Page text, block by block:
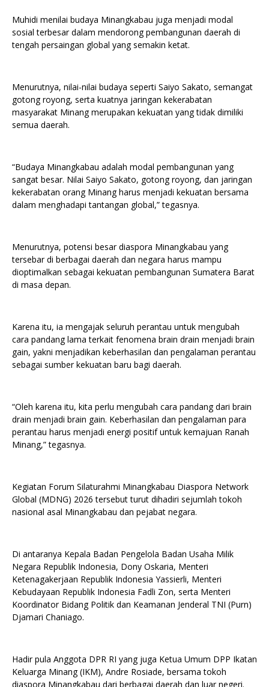
Muhidi menilai budaya Minangkabau juga menjadi modal
sosial terbesar dalam mendorong pembangunan daerah di
tengah persaingan global yang semakin ketat.
Menurutnya, nilai-nilai budaya seperti Saiyo Sakato, semangat
gotong royong, serta kuatnya jaringan kekerabatan
masyarakat Minang merupakan kekuatan yang tidak dimiliki
semua daerah.
“Budaya Minangkabau adalah modal pembangunan yang
sangat besar. Nilai Saiyo Sakato, gotong royong, dan jaringan
kekerabatan orang Minang harus menjadi kekuatan bersama
dalam menghadapi tantangan global,” tegasnya.
Menurutnya, potensi besar diaspora Minangkabau yang
tersebar di berbagai daerah dan negara harus mampu
dioptimalkan sebagai kekuatan pembangunan Sumatera Barat
di masa depan.
Karena itu, ia mengajak seluruh perantau untuk mengubah
cara pandang lama terkait fenomena brain drain menjadi brain
gain, yakni menjadikan keberhasilan dan pengalaman perantau
sebagai sumber kekuatan baru bagi daerah.
“Oleh karena itu, kita perlu mengubah cara pandang dari brain
drain menjadi brain gain. Keberhasilan dan pengalaman para
perantau harus menjadi energi positif untuk kemajuan Ranah
Minang,” tegasnya.
Kegiatan Forum Silaturahmi Minangkabau Diaspora Network
Global (MDNG) 2026 tersebut turut dihadiri sejumlah tokoh
nasional asal Minangkabau dan pejabat negara.
Di antaranya Kepala Badan Pengelola Badan Usaha Milik
Negara Republik Indonesia, Dony Oskaria, Menteri
Ketenagakerjaan Republik Indonesia Yassierli, Menteri
Kebudayaan Republik Indonesia Fadli Zon, serta Menteri
Koordinator Bidang Politik dan Keamanan Jenderal TNI (Purn)
Djamari Chaniago.
Hadir pula Anggota DPR RI yang juga Ketua Umum DPP Ikatan
Keluarga Minang (IKM), Andre Rosiade, bersama tokoh
diaspora Minangkabau dari berbagai daerah dan luar negeri.